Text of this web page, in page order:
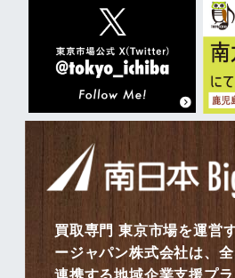
買取専門 東京市場を運営
ージャパン株式会社は、